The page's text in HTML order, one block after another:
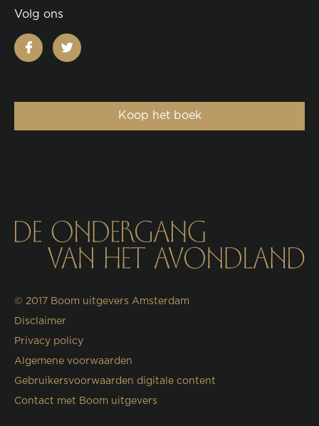
Volg ons
facebooktwitter
Koop het boek
© 2017 Boom uitgevers Amsterdam
Disclaimer
Privacy policy
Algemene voorwaarden
Gebruikersvoorwaarden digitale content
Contact met Boom uitgevers